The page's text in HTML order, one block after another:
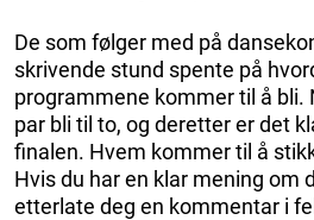
De som følger med på
skrivende stund spente på
programmene kommer til å bli.
par bli til to, og deretter er det
finalen. Hvem kommer til å
Hvis du har en klar mening om
etterlate deg en kommentar i